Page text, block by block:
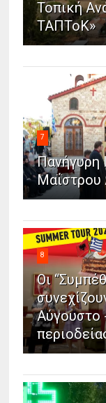
Τοπική
ΤΑΠΤοΚ»
7
Πανήγυρη
Μαΐστρου
8
Οι
Αύγουστο